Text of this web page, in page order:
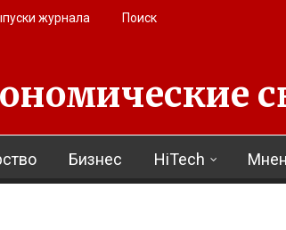
журнала Поиск
Бизнес HiTech